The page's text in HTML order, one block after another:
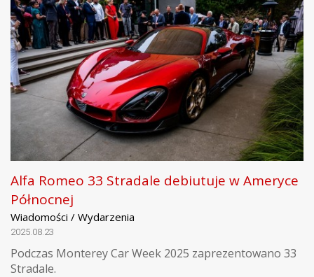
Alfa Romeo 33 Stradale debiutuje w Ameryce
Północnej
Wiadomości / Wydarzenia
2025.08.23
Podczas Monterey Car Week 2025 zaprezentowano 33
Stradale.